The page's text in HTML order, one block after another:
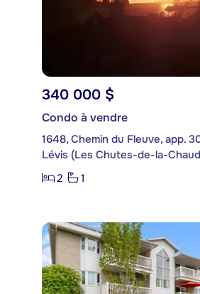
340 000 $
Condo à vendre
1648, Chemin du Fleuve, app.
Lévis (Les Chutes-de-la-
2
1